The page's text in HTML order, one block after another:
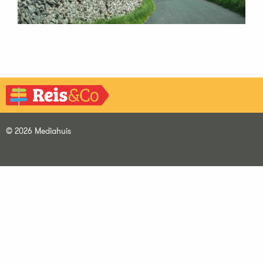
© 2026 Mediahuis